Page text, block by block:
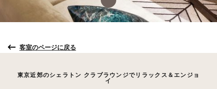
客室のページに戻る
東京近郊のシェラトン クラブラウンジでリラックス＆エンジョ
イ